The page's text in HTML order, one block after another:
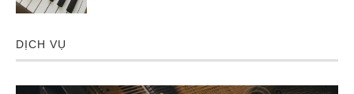
DỊCH VỤ